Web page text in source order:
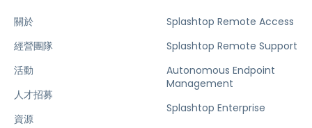
關於
經營團隊
活動
人才招募
資源
Splashtop Remote Access
Splashtop Remote Support
Autonomous Endpoint
Management
Splashtop Enterprise